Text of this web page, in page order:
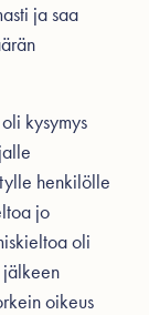
ja saa
kysymys
henkilölle
jo
oli
jälkeen
oikeus